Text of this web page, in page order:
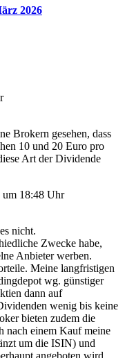
2026
Brokern gesehen, dass
10 und 20 Euro pro
Art der Dividende
um 18:48 Uhr
nicht.
Zwecke habe,
Anbieter werben.
Meine langfristigen
wg. günstiger
dann auf
wenig bis keine
bieten zudem die
nach einem Kauf meine
um die ISIN) und